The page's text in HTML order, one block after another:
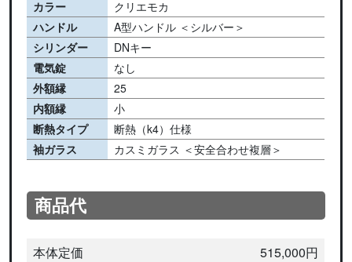
カラー
クリエモカ
ハンドル
A型ハンドル ＜シルバー＞
シリンダー
DNキー
電気錠
なし
外額縁
25
内額縁
小
断熱タイプ
断熱（k4）仕様
袖ガラス
カスミガラス ＜安全合わせ複層＞
商品代
本体定価
515,000円